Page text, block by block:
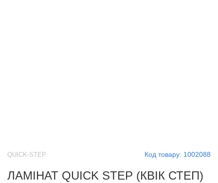
Код товару: 1002088
QUICK-STEP
ЛАМІНАТ QUICK STEP (КВІК СТЕП)